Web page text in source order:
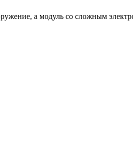
а модуль со сложным